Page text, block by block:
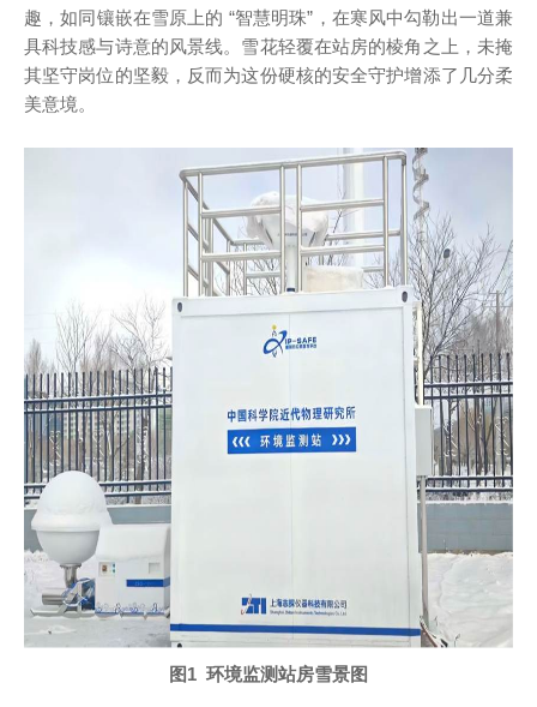
趣，如同镶嵌在雪原上的 “智慧明珠” ，在寒风中勾勒出一道兼
具科技感与诗意的风景线。雪花轻覆在站房的棱角之上，未掩
其坚守岗位的坚毅，反而为这份硬核的安全守护增添了几分柔
美意境。
图1 环境监测站房雪景图